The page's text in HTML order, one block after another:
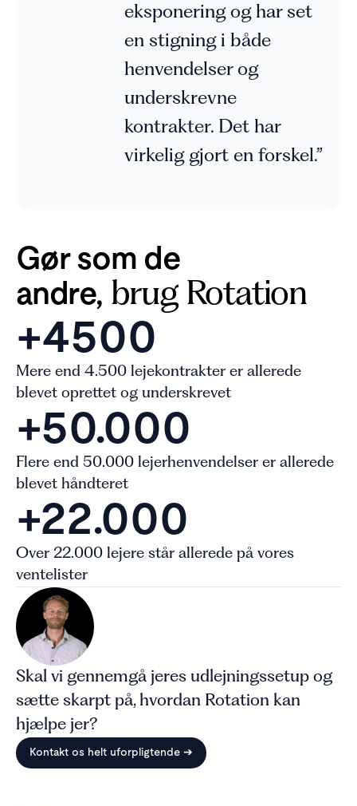
eksponering og har set
en stigning i både
henvendelser og
underskrevne
kontrakter. Det har
virkelig gjort en forskel.”
Gør som de
andre, brug Rotation
+4500
Mere end 4.500 lejekontrakter er allerede
blevet oprettet og underskrevet
+50.000
Flere end 50.000 lejerhenvendelser er allerede
blevet håndteret
+22.000
Over 22.000 lejere står allerede på vores
ventelister
Skal vi gennemgå jeres udlejningssetup og
sætte skarpt på, hvordan Rotation kan
hjælpe jer?
Kontakt os helt uforpligtende ➔